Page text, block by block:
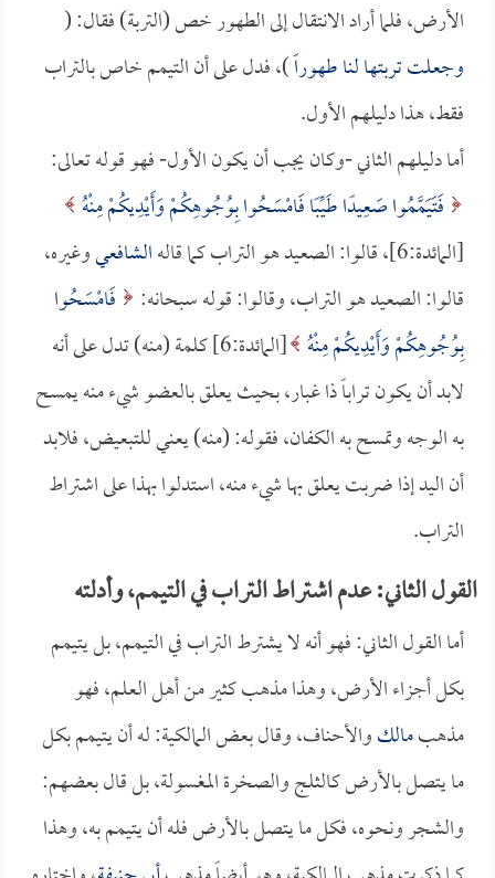
الأرض، فلما أراد الانتقال إلى الطهور خص (التربة) فقال: (
وجعلت تربتها لنا طهوراً)، فدل على أن التيمم خاص بالتراب
فقط، هذا دليلهم الأول.
أما دليلهم الثاني -وكان يجب أن يكون الأول- فهو قوله تعالى:
فَتَيَمَّمُوا صَعِيدًا طَيِّبًا فَامْسَحُوا بِوُجُوهِكُمْ وَأَيْدِيكُمْ مِنْهُ
[المائدة:6]، قالوا: الصعيد هو التراب كما قاله
الشافعيوغيره،
قالوا: الصعيد هو التراب، وقالوا: قوله سبحانه:
فَامْسَحُوا
بِوُجُوهِكُمْ وَأَيْدِيكُمْ مِنْهُ
[المائدة:6] كلمة (منه) تدل على أنه
لابد أن يكون تراباً ذا غبار، بحيث يعلق بالعضو شيء منه يمسح
به الوجه وتمسح به الكفان، فقوله: (منه) يعني للتبعيض، فلابد
أن اليد إذا ضربت يعلق بها شيء منه، استدلوا بهذا على اشتراط
التراب.
القول الثاني: عدم اشتراط التراب في التيمم، وأدلته
أما القول الثاني: فهو أنه لا يشترط التراب في التيمم، بل يتيمم
بكل أجزاء الأرض، وهذا مذهب كثير من أهل العلم، فهو
مذهبمالكوالأحناف، وقال بعض المالكية: له أن يتيمم بكل
ما يتصل بالأرض كالثلج والصخرة المغسولة، بل قال بعضهم:
والشجر ونحوه، فكل ما يتصل بالأرض فله أن يتيمم به، وهذا